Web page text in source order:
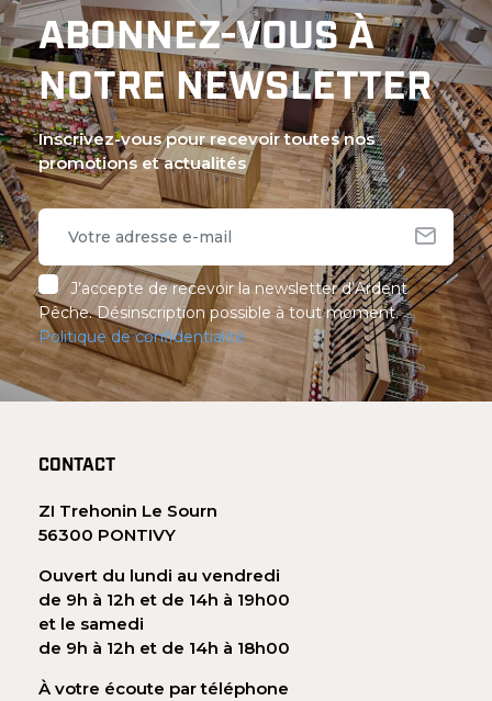
ABONNEZ-VOUS À
NOTRE NEWSLETTER
Inscrivez-vous pour recevoir toutes nos
promotions et actualités
J’accepte de recevoir la newsletter d’Ardent
Pêche. Désinscription possible à tout moment.
Politique de confidentialité
CONTACT
ZI Trehonin Le Sourn
56300 PONTIVY
Ouvert du lundi au vendredi
de 9h à 12h et de 14h à 19h00
et le samedi
de 9h à 12h et de 14h à 18h00
À votre écoute par téléphone